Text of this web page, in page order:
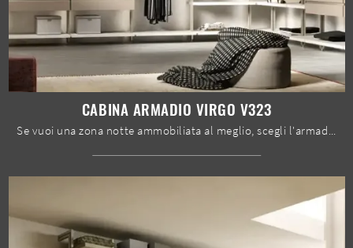
CABINA ARMADIO VIRGO V323